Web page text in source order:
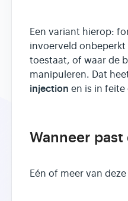
Een variant hierop:
invoerveld
toestaat, of waar de
manipuleren. Dat
injection en is in feite
Wanneer
Eén of meer van